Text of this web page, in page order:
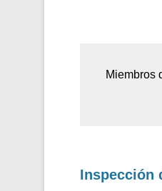
Miembros
Inspección